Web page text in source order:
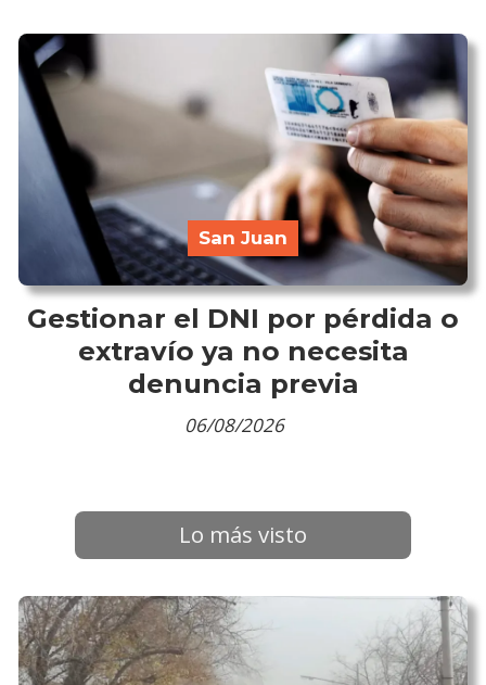
Gestionar el DNI por pérdida o
extravío ya no necesita
denuncia previa
San Juan
06/08/2026
Lo más visto